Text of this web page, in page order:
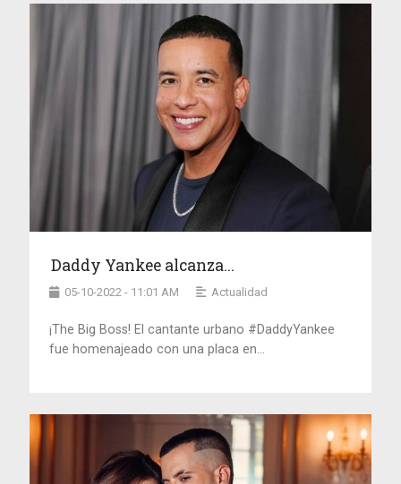
Daddy Yankee alcanza...
05-10-2022 - 11:01 AM Actualidad
¡The Big Boss! El cantante urbano #DaddyYankee
fue homenajeado con una placa en...